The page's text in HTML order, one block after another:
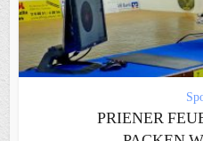
PRIENER